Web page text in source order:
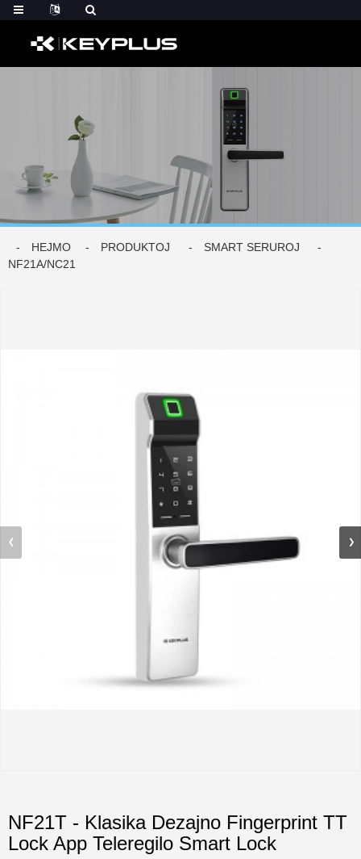
HEJMO PRODUKTOJ
SMART SERUROJ
NF21A/NC21
NF21T - Klasika Dezajno Fingerprint TT
Lock App Teleregilo Smart Lock